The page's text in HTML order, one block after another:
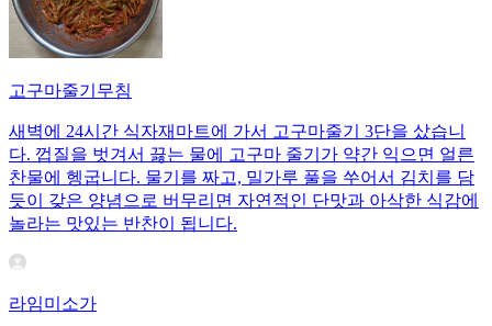
고구마줄기무침
새벽에 24시간 식자재마트에 가서 고구마줄기 3단을 샀습니
다. 껍질을 벗겨서 끓는 물에 고구마 줄기가 약간 익으면 얼른
찬물에 헹굽니다. 물기를 짜고, 밀가루 풀을 쑤어서 김치를 담
듯이 갖은 양념으로 버무리면 자연적인 단맛과 아삭한 식감에
놀라는 맛있는 반찬이 됩니다.
라임미소가